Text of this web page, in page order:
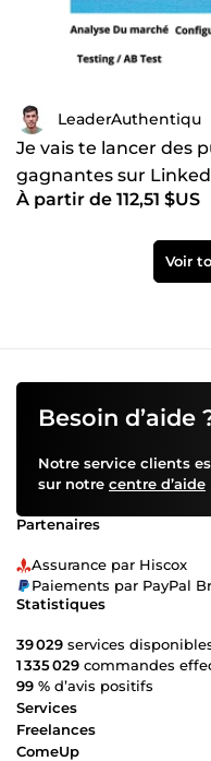
LeaderAuthentiqu
Je vais te lancer des
gagnantes sur
À partir de 112,51 $US
Voir
Besoin d’aide
Notre service clients
sur notre centre d’aide
Partenaires
Assurance par Hiscox
Paiements par PayPal
Statistiques
39 029 services
1 335 029 commandes
99 % d’avis positifs
Services
Freelances
ComeUp